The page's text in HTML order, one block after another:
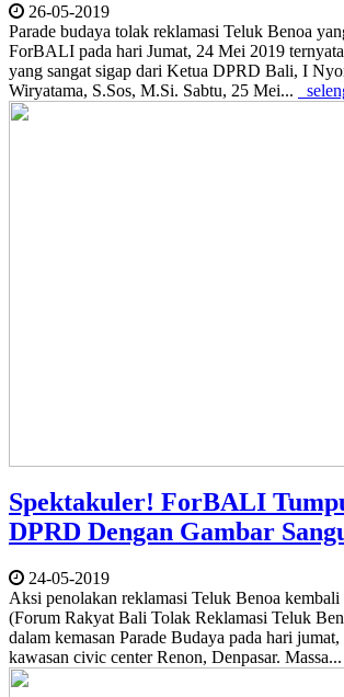
26-05-2019
Parade budaya tolak reklamasi Teluk Benoa
ForBALI pada hari Jumat, 24 Mei 2019
yang sangat sigap dari Ketua DPRD Bali, I
Wiryatama, S.Sos, M.Si. Sabtu, 25 Mei...
Spektakuler! ForBALI
DPRD Dengan Gambar
24-05-2019
Aksi penolakan reklamasi Teluk Benoa
(Forum Rakyat Bali Tolak Reklamasi Teluk
dalam kemasan Parade Budaya pada hari
kawasan civic center Renon, Denpasar. Massa...